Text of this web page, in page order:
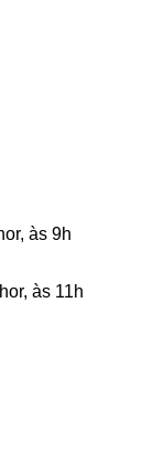
às 9h
às 11h